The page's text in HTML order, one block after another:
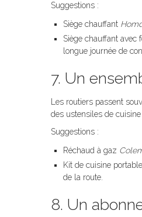
Suggestions :
Siège chauffant
Siège chauffant avec
longue journée de
7. Un
Les routiers passent
des ustensiles de
Suggestions :
Réchaud à gaz
Kit de cuisine portable
de la route.
8. Un